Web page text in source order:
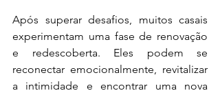
Após superar desafios, muitos casais
experimentam uma fase de renovação
e redescoberta. Eles podem se
reconectar emocionalmente, revitalizar
a intimidade e encontrar uma nova